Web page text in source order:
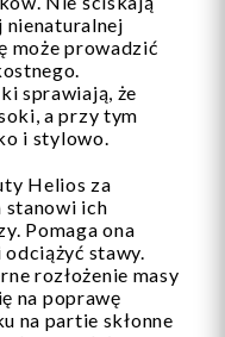
nienaturalnej
może prowadzić
sprawiają, że
a przy tym
i stylowo.
Helios za
stanowi ich
Pomaga ona
stawy.
rozłożenie masy
na poprawę
na partie skłonne